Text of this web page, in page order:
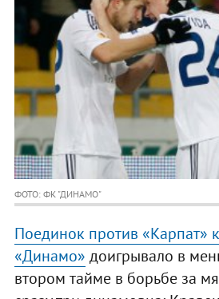
ФОТО: ФК "ДИНАМО"
Поединок против «Карпат»
«Динамо» доигрывало в
втором тайме в борьбе за